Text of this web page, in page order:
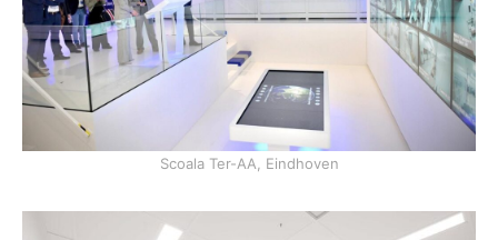
Scoala Ter-AA, Eindhoven